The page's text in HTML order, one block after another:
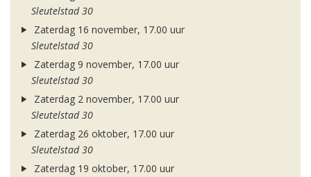
Sleutelstad 30
Zaterdag 16 november, 17.00 uur
Sleutelstad 30
Zaterdag 9 november, 17.00 uur
Sleutelstad 30
Zaterdag 2 november, 17.00 uur
Sleutelstad 30
Zaterdag 26 oktober, 17.00 uur
Sleutelstad 30
Zaterdag 19 oktober, 17.00 uur